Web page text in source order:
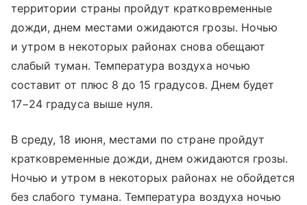
территории страны пройдут кратковременные
дожди, днем местами ожидаются грозы. Ночью
и утром в некоторых районах снова обещают
слабый туман. Температура воздуха ночью
составит от плюс 8 до 15 градусов. Днем будет
17−24 градуса выше нуля.
В среду, 18 июня, местами по стране пройдут
кратковременные дожди, днем ожидаются грозы.
Ночью и утром в некоторых районах не обойдется
без слабого тумана. Температура воздуха ночью